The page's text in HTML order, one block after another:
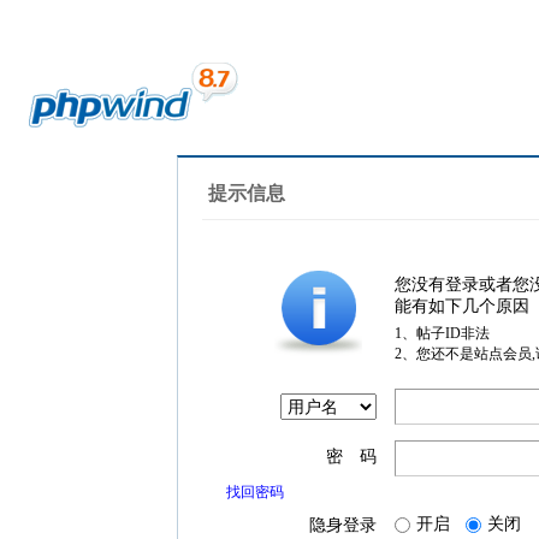
提示信息
您没有登录或者您
能有如下几个原因
1、帖子ID非法
2、您还不是站点会员
密 码
找回密码
隐身登录 开启 关闭